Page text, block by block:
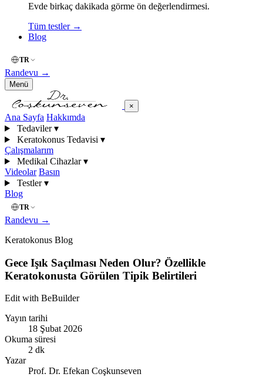
Evde birkaç dakikada görme ön değerlendirmesi.
Tüm testler →
Blog
TR
Randevu →
Menü
×
Ana Sayfa Hakkımda
Tedaviler ▾
Keratokonus Tedavisi ▾
Çalışmalarım
Medikal Cihazlar ▾
Videolar Basın
Testler ▾
Blog
TR
Randevu →
Keratokonus Blog
Gece Işık Saçılması Neden Olur? Özellikle
Keratokonusta Görülen Tipik Belirtileri
Edit with BeBuilder
Yayın tarihi
18 Şubat 2026
Okuma süresi
2 dk
Yazar
Prof. Dr. Efekan Coşkunseven